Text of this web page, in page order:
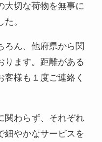
大切な荷物を無事に
。
ろん、他府県から関
ります。距離がある
客様も１度ご連絡く
関わらず、それぞれ
細やかなサービスを